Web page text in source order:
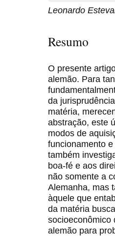
Leonardo
Resumo
O presente
alemão. Para
da
matéria,
abstração, este
modos de
funcionamento
também
boa-fé e aos
não somente a
Alemanha, mas
àquele que
da matéria
socioeconômico
alemão para